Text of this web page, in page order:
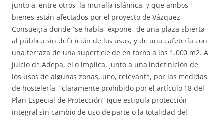
junto a, entre otros, la muralla islámica, y que ambos
bienes están afectados por el proyecto de Vázquez
Consuegra donde “se habla -expone- de una plaza abierta
al público sin definición de los usos, y de una cafetería con
una terraza de una superficie de en torno a los 1.000 m2. A
juicio de Adepa, ello implica, junto a una indefinición de
los usos de algunas zonas, uno, relevante, por las medidas
de hostelería, “claramente prohibido por el artículo 18 del
Plan Especial de Protección” (que estipula protección
integral sin cambio de uso de parte o la totalidad del